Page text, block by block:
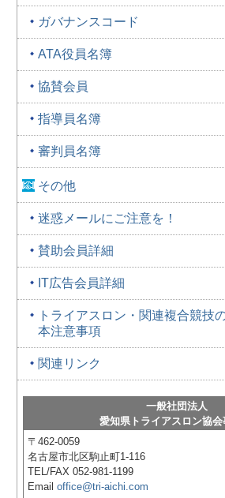
ガバナンスコード
ATA役員名簿
協賛会員
指導員名簿
審判員名簿
その他
迷惑メールにご注意を！
賛助会員詳細
IT広告会員詳細
トライアスロン・関連複合競技
本注意事項
関連リンク
一般社団法人
愛知県トライアスロン協
〒462-0059
名古屋市北区駒止町1-116
TEL/FAX 052-981-1199
Emailoffice@tri-aichi.com